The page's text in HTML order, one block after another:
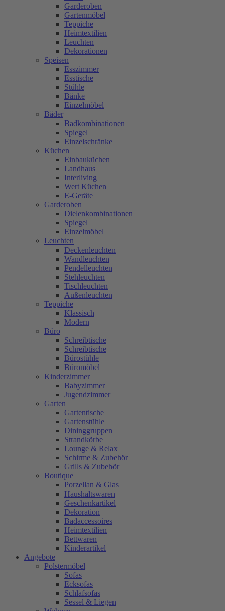
Garderoben
Gartenmöbel
Teppiche
Heimtextilien
Leuchten
Dekorationen
Speisen
Esszimmer
Esstische
Stühle
Bänke
Einzelmöbel
Bäder
Badkombinationen
Spiegel
Einzelschränke
Küchen
Einbauküchen
Landhaus
Interliving
Wert Küchen
E-Geräte
Garderoben
Dielenkombinationen
Spiegel
Einzelmöbel
Leuchten
Deckenleuchten
Wandleuchten
Pendelleuchten
Stehleuchten
Tischleuchten
Außenleuchten
Teppiche
Klassisch
Modern
Büro
Schreibtische
Schreibtische
Bürostühle
Büromöbel
Kinderzimmer
Babyzimmer
Jugendzimmer
Garten
Gartentische
Gartenstühle
Dininggruppen
Strandkörbe
Lounge & Relax
Schirme & Zubehör
Grills & Zubehör
Boutique
Porzellan & Glas
Haushaltswaren
Geschenkartikel
Dekoration
Badaccessoires
Heimtextilien
Bettwaren
Kinderartikel
Angebote
Polstermöbel
Sofas
Ecksofas
Schlafsofas
Sessel & Liegen